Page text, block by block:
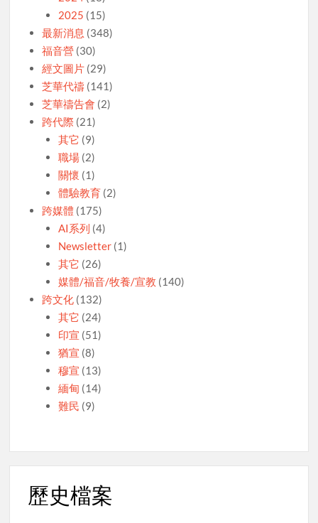
2025 (15)
最新消息 (348)
福音營 (30)
經文圖片 (29)
芝華代禱 (141)
芝華禱告會 (2)
跨代際 (21)
其它 (9)
職場(2)
關懷 (1)
體驗教育(2)
跨媒體 (175)
AI系列 (4)
Newsletter(1)
其它 (26)
媒體/福音/牧養/宣教 (140)
跨文化 (132)
其它 (24)
印宣 (51)
猶宣 (8)
穆宣 (13)
緬甸 (14)
難民 (9)
歷史檔案